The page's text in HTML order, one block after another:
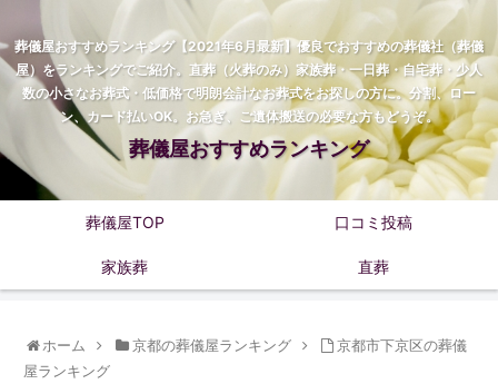
葬儀屋おすすめランキング【2021年6月最新】優良でおすすめの葬儀社（葬儀
屋）をランキングでご紹介。直葬（火葬のみ）家族葬・一日葬・自宅葬・少人
数の小さなお葬式・低価格で明朗会計なお葬式をお探しの方に。分割、ロー
ン、カード払いOK。お急ぎ、ご遺体搬送の必要な方もどうぞ。
葬儀屋おすすめランキング
葬儀屋TOP 口コミ投稿
家族葬 直葬
ホーム 京都の葬儀屋ランキング
京都市下京区の葬儀
屋ランキング